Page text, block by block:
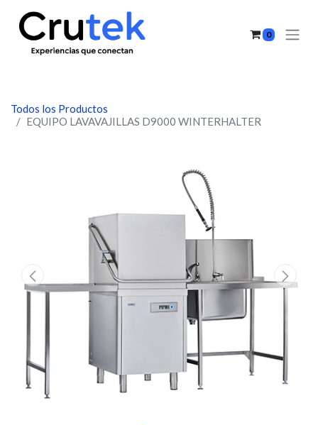
0
Todos los Productos
EQUIPO LAVAVAJILLAS D9000 WINTERHALTER